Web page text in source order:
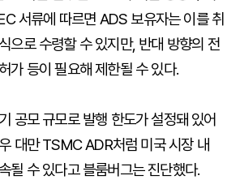
서류에 따르면 ADS 보유자는 이를 취
으로 수령할 수 있지만, 반대 방향의 전
가 등이 필요해 제한될 수 있다.
공모 규모로 발행 한도가 설정돼 있어
대만 TSMC ADR처럼 미국 시장 내
될 수 있다고 블룸버그는 진단했다.